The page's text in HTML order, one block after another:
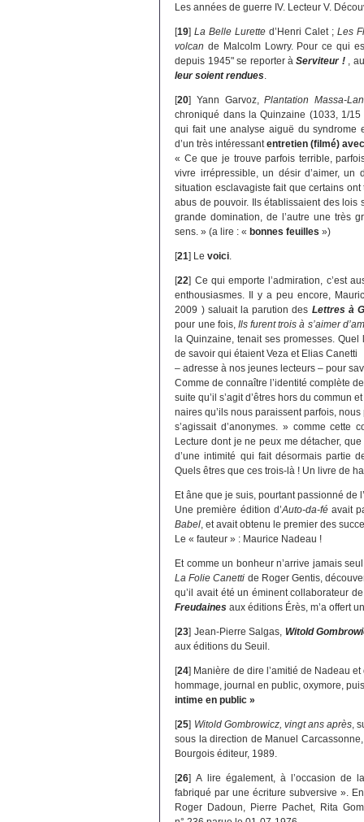
Les années de guerre IV. Lecteur V.
[19]La Belle Luretted’Henri Calet ;Les
volcan de Malcolm Lowry. Pour ce qui
depuis 1945" se reporter àServiteur !
,
leur soient rendues
[20]Yann Garvoz,Plantation Massa-
chroniqué dans la Quinzaine (1033, 1/
qui fait une analyse aiguë du syndrome
d’un très intéressantentretien (filmé)
« Ce que je trouve parfois terrible,
vivre irrépressible, un désir d’aimer,
situation esclavagiste fait que certains
abus de pouvoir. Ils établissaient des lois
grande domination, de l’autre une très
sens. » (a lire : «bonnes feuilles »)
[21] Levoici
[22] Ce qui emporte l’admiration, c’est
enthousiasmes. Il y a peu encore,
2009 ) saluait la parution des Lettres à
pour une fois, Ils furent trois à s’aimer
la Quinzaine, tenait ses promesses.
de savoir qui étaient Veza et Elias Canetti
– adresse à nos jeunes lecteurs – pour
Comme de connaître l’identité complète
suite qu’il s’agit d’êtres hors du commun
naires qu’ils nous paraissent parfois,
s’agissait d’anonymes. » comme
Lecture dont je ne peux me détacher,
d’une intimité qui fait désormais partie
Quels êtres que ces trois-là ! Un livre de
Et âne que je suis, pourtant passionné de
Une première édition d’Auto-da-féavait
Babel , et avait obtenu le premier des
Le « fauteur » : Maurice Nadeau !
Et comme un bonheur n’arrive jamais
La Folie Canetti de Roger Gentis,
qu’il avait été un éminent collaborateur
Freudaines aux éditions Érès, m’a offert
[23] Jean-Pierre Salgas, Witold
aux éditions du Seuil.
[24] Manière de dire l’amitié de Nadeau
hommage, journal en public, oxymore,
intime en public »
[25] Witold Gombrowicz, vingt ans après ,
sous la direction de Manuel
Bourgois éditeur, 1989.
[26]A lire également, à l’occasion de
fabriqué par une écriture subversive ».
Roger Dadoun, Pierre Pachet, Rita